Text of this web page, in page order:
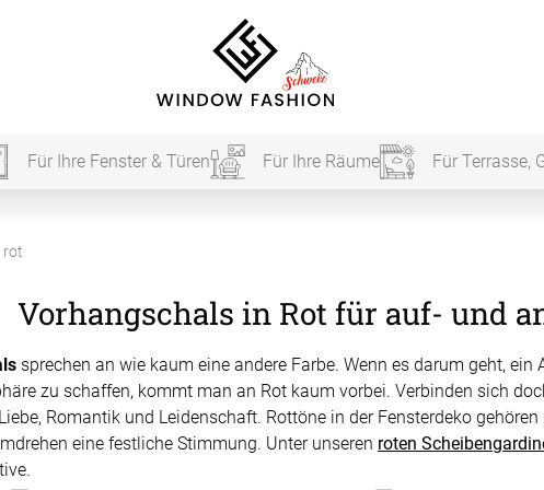
Akustik
Akustik
Für Ihre Fenster & Türen Für Ihre Räume Für Terrasse,
rot
Vorhangschals in Rot für auf- und
sprechen an wie kaum eine andere Farbe. Wenn es darum geht,
zu schaffen, kommt man an Rot kaum vorbei. Verbinden sich
Romantik und Leidenschaft. Rottöne in der Fensterdeko
eine festliche Stimmung. Unter unseren roten